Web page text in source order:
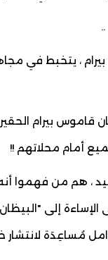
، يتخبط في
بيرام الحقير ،
أمام محلاتهم !!
، هم من فهموا
إلى "البيظان"
مُساعِدَة